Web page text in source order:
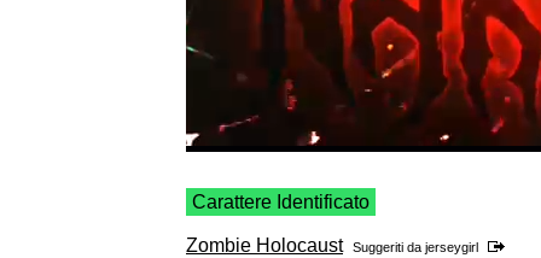
Carattere Identificato
Zombie Holocaust Suggeriti da jerseygirl